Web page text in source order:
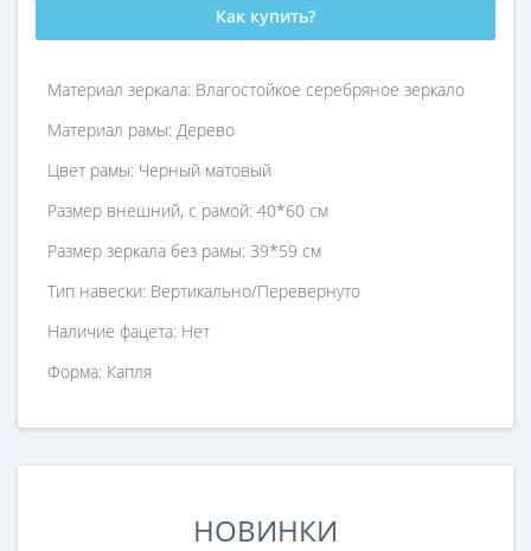
Как купить?
Материал зеркала: Влагостойкое серебряное зеркало
Материал рамы: Дерево
Цвет рамы: Черный матовый
Размер внешний, с рамой: 40*60 см
Размер зеркала без рамы: 39*59 см
Тип навески: Вертикально/Перевернуто
Наличие фацета: Нет
Форма: Капля
НОВИНКИ